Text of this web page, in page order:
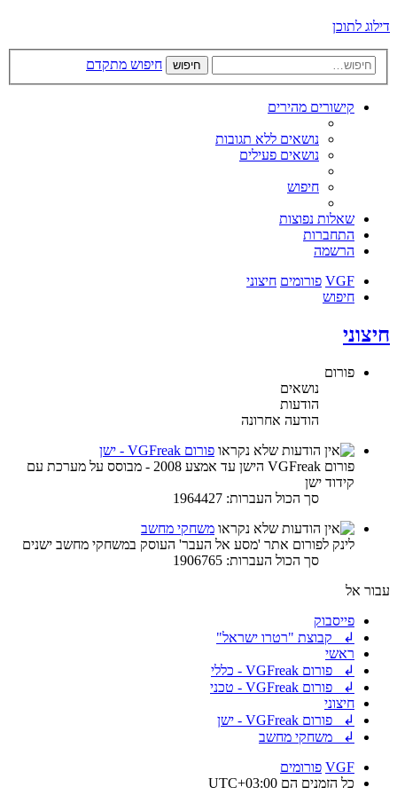
דילוג לתוכן
חיפוש חיפוש מתקדם
קישורים מהירים
נושאים ללא תגובות
נושאים פעילים
חיפוש
שאלות נפוצות
התחברות
הרשמה
VGF פורומים חיצוני
חיפוש
חיצוני
פורום
נושאים
הודעות
הודעה אחרונה
פורום VGFreak - ישן
פורום VGFreak הישן עד אמצע 2008 - מבוסס על מערכת עם
קידוד ישן
סך הכול העברות: 1964427
משחקי מחשב
לינק לפורום אתר 'מסע אל העבר' העוסק במשחקי מחשב ישנים
סך הכול העברות: 1906765
עבור אל
פייסבוק
↲ קבוצת "רטרו ישראל"
ראשי
↲ פורום VGFreak - כללי
↲ פורום VGFreak - טכני
חיצוני
↲ פורום VGFreak - ישן
↲ משחקי מחשב
VGF פורומים
כל הזמנים הם UTC+03:00